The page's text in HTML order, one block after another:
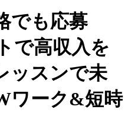
でも応募
で高収入を
ッスンで未
ワーク&短時